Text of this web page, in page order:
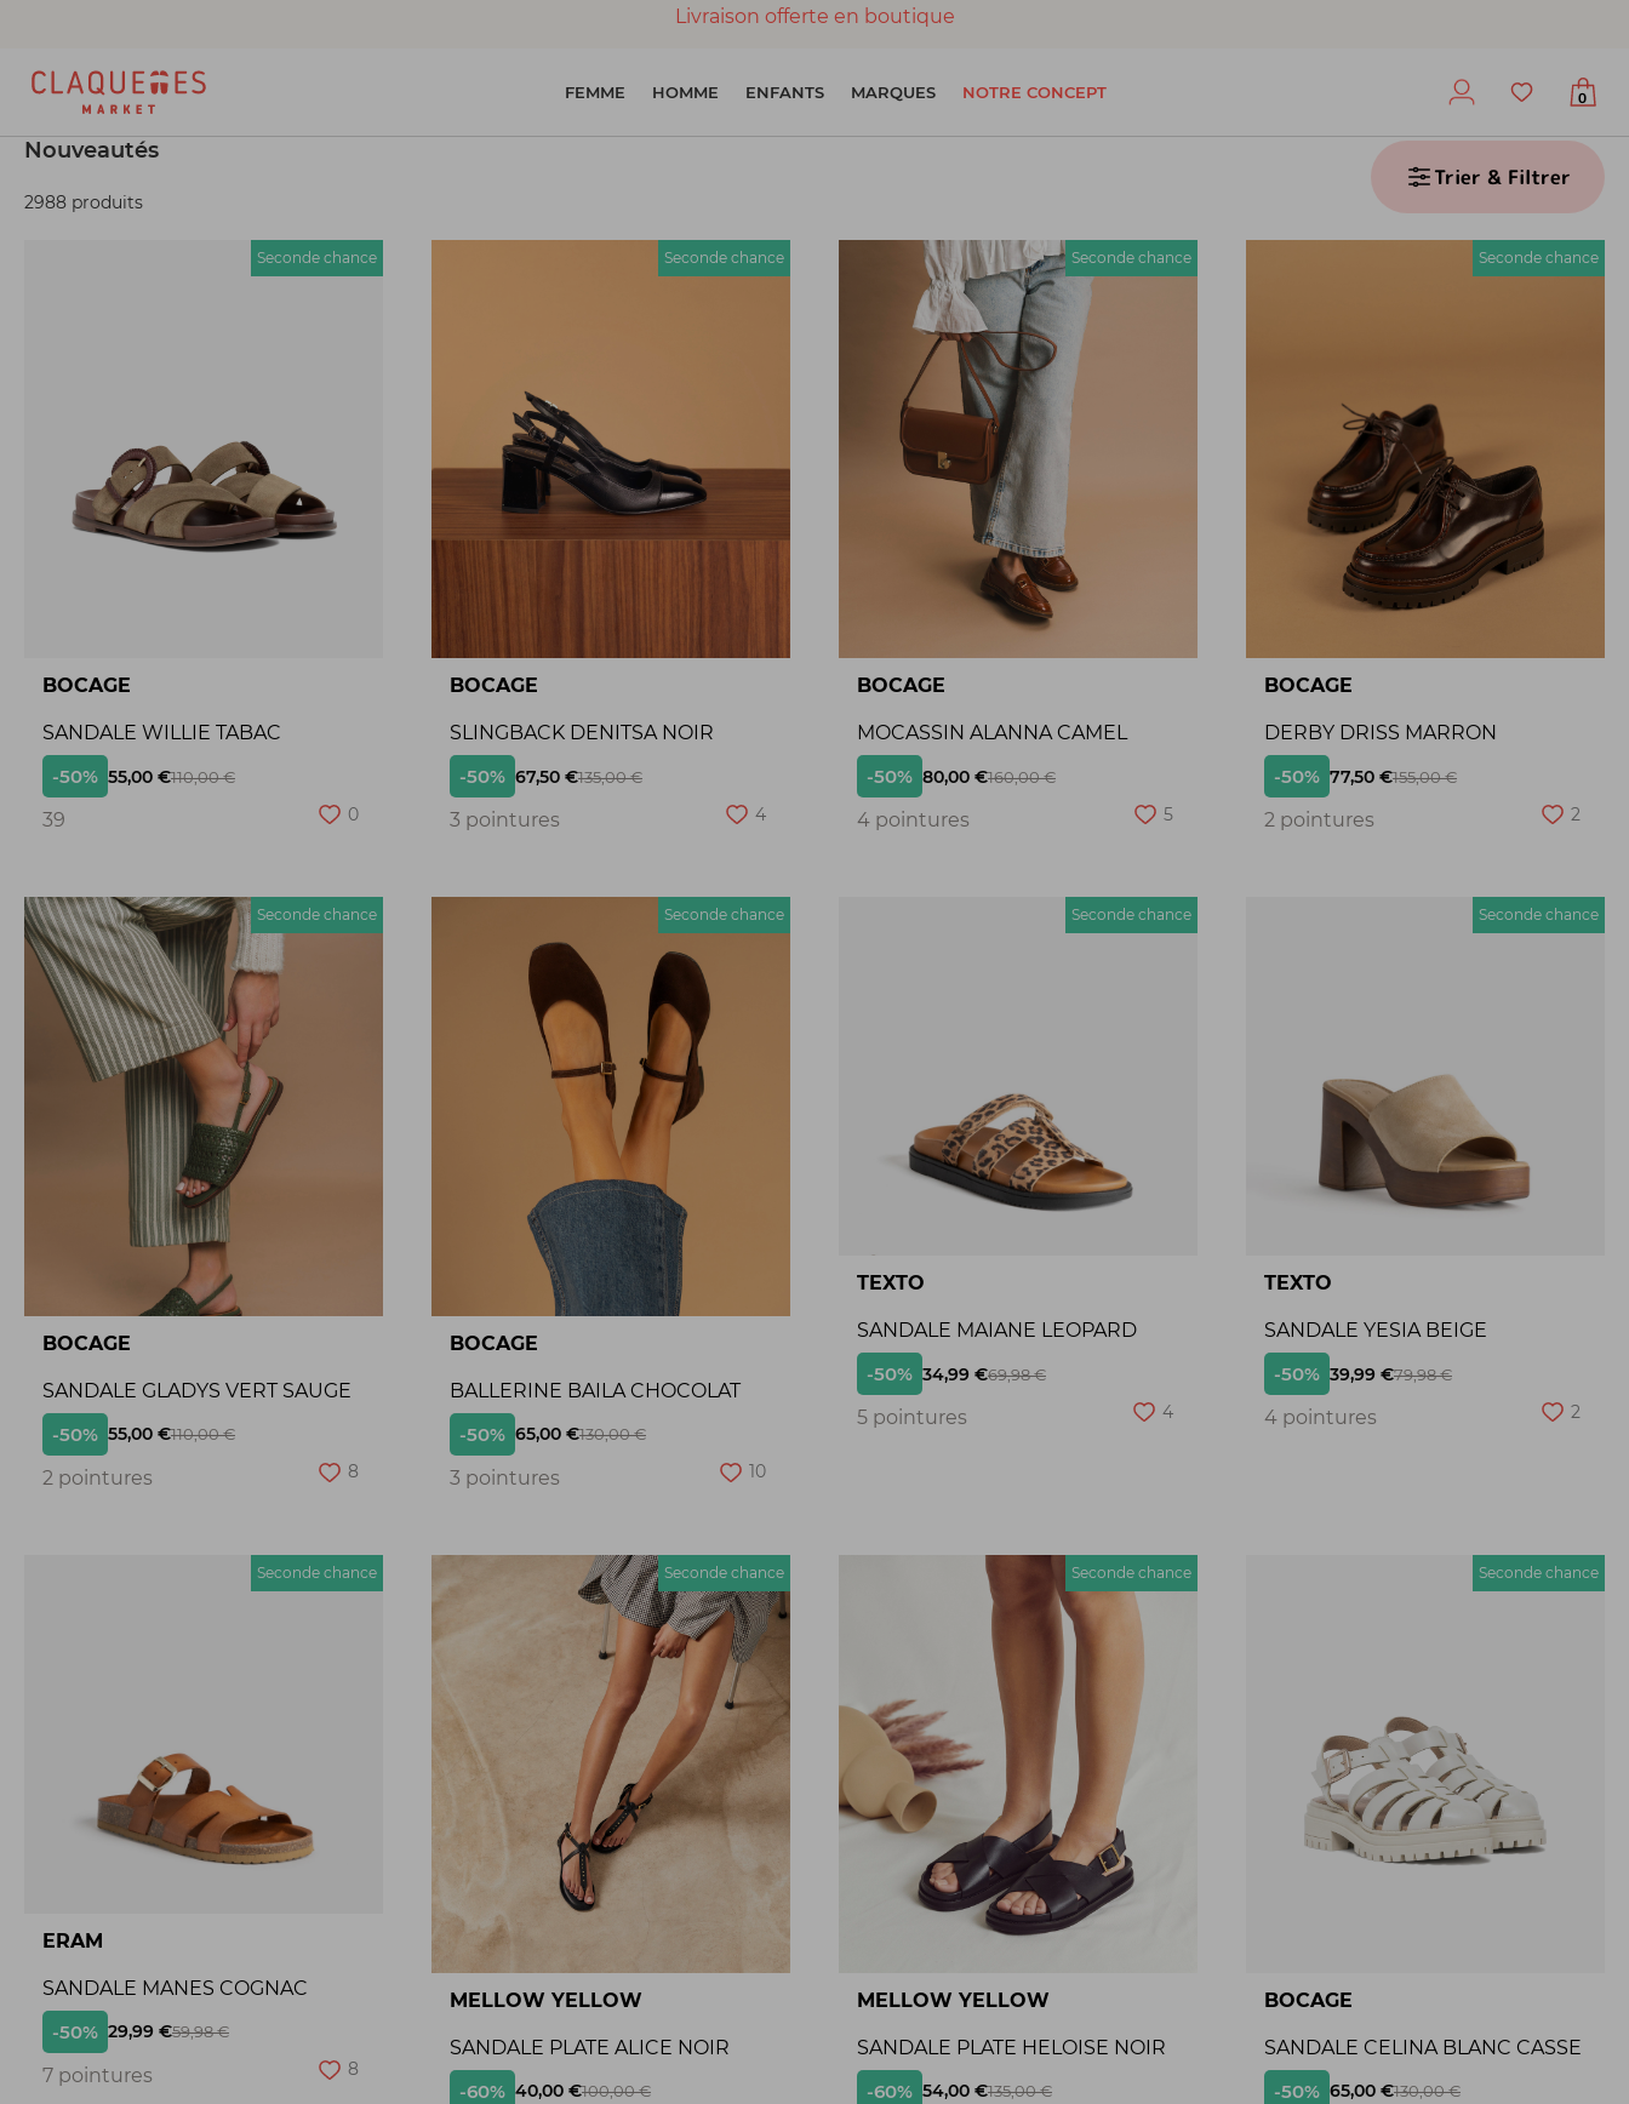
Livraison offerte en boutique
FEMME HOMME ENFANTS MARQUES NOTRE CONCEPT 0
Nouveautés
2988 produits
Trier & Filtrer
Seconde chance
BOCAGE
SANDALE WILLIE TABAC
-50% 55,00 €110,00 €
39 0
Seconde chance
BOCAGE
SLINGBACK DENITSA NOIR
-50% 67,50 €135,00 €
3 pointures 4
Seconde chance
BOCAGE
MOCASSIN ALANNA CAMEL
-50% 80,00 €160,00 €
4 pointures 5
Seconde chance
BOCAGE
DERBY DRISS MARRON
-50% 77,50 €155,00 €
2 pointures 2
Seconde chance
BOCAGE
SANDALE GLADYS VERT SAUGE
-50% 55,00 €110,00 €
2 pointures 8
Seconde chance
BOCAGE
BALLERINE BAILA CHOCOLAT
-50% 65,00 €130,00 €
3 pointures 10
Seconde chance
TEXTO
SANDALE MAIANE LEOPARD
-50% 34,99 €69,98 €
5 pointures 4
Seconde chance
TEXTO
SANDALE YESIA BEIGE
-50% 39,99 €79,98 €
4 pointures 2
Seconde chance
ERAM
SANDALE MANES COGNAC
-50% 29,99 €59,98 €
7 pointures 8
Seconde chance
MELLOW YELLOW
SANDALE PLATE ALICE NOIR
-60% 40,00 €100,00 €
Seconde chance
MELLOW YELLOW
SANDALE PLATE HELOISE NOIR
-60% 54,00 €135,00 €
Seconde chance
BOCAGE
SANDALE CELINA BLANC CASSE
-50% 65,00 €130,00 €